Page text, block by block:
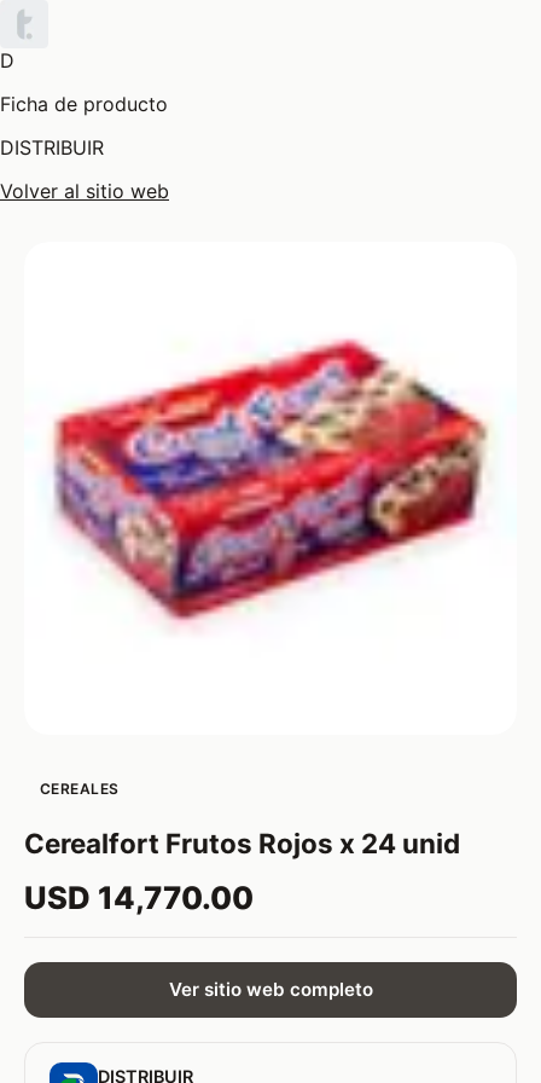
D
Ficha de producto
DISTRIBUIR
Volver al sitio web
CEREALES
Cerealfort Frutos Rojos x 24 unid
USD 14,770.00
Ver sitio web completo
DISTRIBUIR